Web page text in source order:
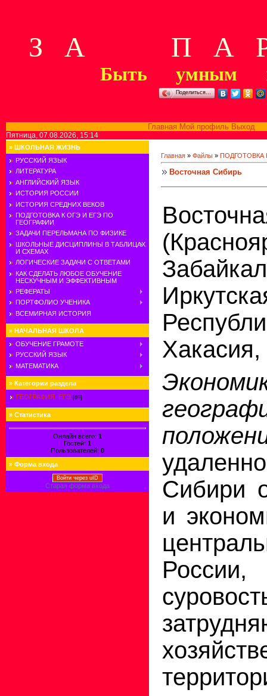
З А П А Р
Быть умным
Поделиться…
Главная Мой профиль Выход
Пятница, 07.08.2026, 15:14
» ШКОЛЬНАЯ ЖИЗНЬ
РУССКИЙ ЯЗЫК
ЛИТЕРАТУРА
АНГЛИЙСКИЙ ЯЗЫК
ИСТОРИЯ РОССИИ
ИСТОРИЯ СРЕДНИХ ВЕКОВ
ПОДГОТОВКА К ОГЭ И ЕГЭ ПО
ГЕОГРАФИИ
ЗАДАЧИ ПЕРЕЛЬМАНА ПО ФИЗИКЕ
ШКОЛЬНЫЕ ДИСЦИПЛИНЫ В ТАБЛИЦАХ
И СХЕМАХ
ЛОГИЧЕСКИЕ ЗАДАЧИ С ОТВЕТАМИ
КАК СДЕЛАТЬ ЛЮБОЕ ОБУЧЕНИЕ
НЕСКУЧНЫМ И ЭФФЕКТИВНЫМ
РЕФЕРАТЫ
ПОРТФОЛИО УЧЕНИКА
ВСЕМИРНАЯ ИСТОРИЯ
» НАЧАЛЬНАЯ ШКОЛА
ОБУЧЕНИЕ ГРАМОТЕ
РУССКИЙ ЯЗЫК
МАТЕМАТИКА
» Категории раздела
ГЕОГРАФИЯ. ЕГЭ [69]
» Статистика
Онлайн всего: 1
Гостей: 1
Пользователей: 0
» Форма входа
Войти через uID
Старая форма входа
Главная » Файлы » ПОДГОТОВКА
Восточная Сибирь
Сибири
и